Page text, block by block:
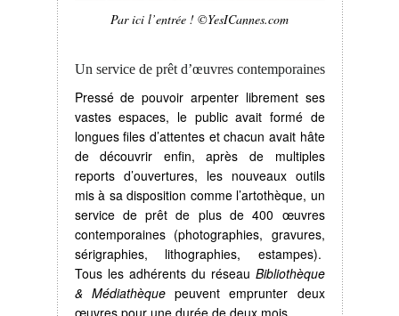
Par ici l’entrée ! ©YesICannes.com
Un service de prêt d’œuvres contemporaines
Pressé de pouvoir arpenter librement ses
vastes espaces, le public avait formé de
longues files d’attentes et chacun avait hâte
de découvrir enfin, après de multiples
reports d’ouvertures, les nouveaux outils
mis à sa disposition comme l’artothèque, un
service de prêt de plus de 400 œuvres
contemporaines (photographies, gravures,
sérigraphies, lithographies, estampes).
Tous les adhérents du réseau Bibliothèque
& Médiathèquepeuvent emprunter deux